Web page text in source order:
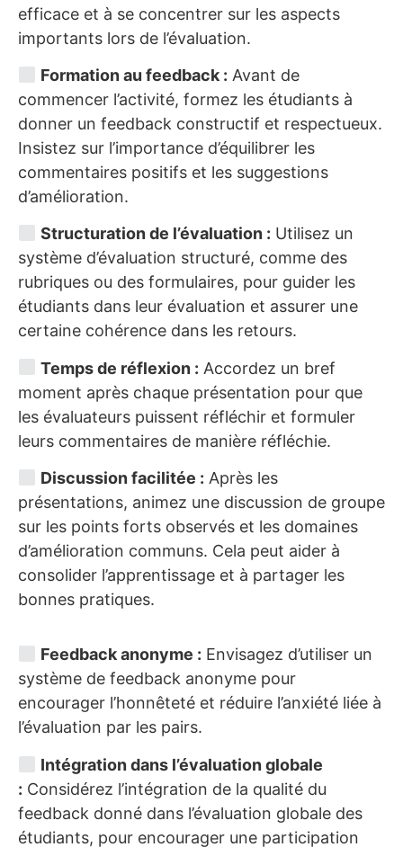
efficace et à se concentrer sur les aspects
importants lors de l’évaluation.
Formation au feedback : Avant de
commencer l’activité, formez les étudiants à
donner un feedback constructif et respectueux.
Insistez sur l’importance d’équilibrer les
commentaires positifs et les suggestions
d’amélioration.
Structuration de l’évaluation : Utilisez un
système d’évaluation structuré, comme des
rubriques ou des formulaires, pour guider les
étudiants dans leur évaluation et assurer une
certaine cohérence dans les retours.
Temps de réflexion : Accordez un bref
moment après chaque présentation pour que
les évaluateurs puissent réfléchir et formuler
leurs commentaires de manière réfléchie.
Discussion facilitée : Après les
présentations, animez une discussion de groupe
sur les points forts observés et les domaines
d’amélioration communs. Cela peut aider à
consolider l’apprentissage et à partager les
bonnes pratiques.
Feedback anonyme : Envisagez d’utiliser un
système de feedback anonyme pour
encourager l’honnêteté et réduire l’anxiété liée à
l’évaluation par les pairs.
Intégration dans l’évaluation globale
: Considérez l’intégration de la qualité du
feedback donné dans l’évaluation globale des
étudiants, pour encourager une participation